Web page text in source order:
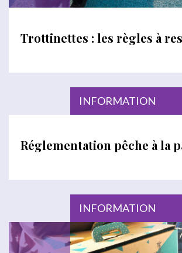
Trottinettes : les règles à
INFORMATION
Réglementation pêche à la
INFORMATION